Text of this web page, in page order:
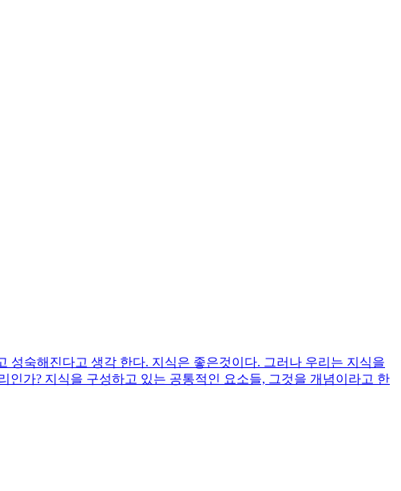
숙해진다고 생각 한다. 지식은 좋은것이다. 그러나 우리는 지식을
가? 지식을 구성하고 있는 공통적인 요소들, 그것을 개념이라고 한